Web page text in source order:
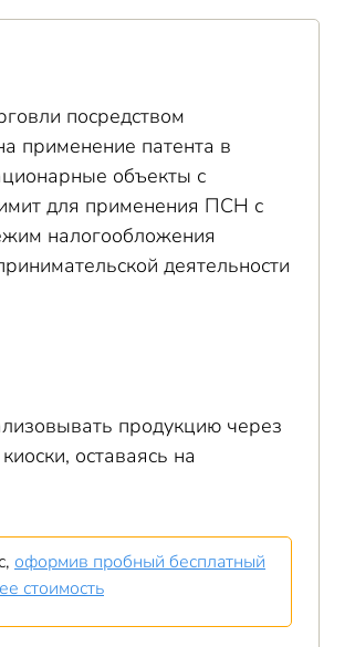
посредством
применение патента в
объекты с
для применения ПСН с
налогообложения
деятельности
продукцию через
оставаясь на
оформив пробный бесплатный
стоимость